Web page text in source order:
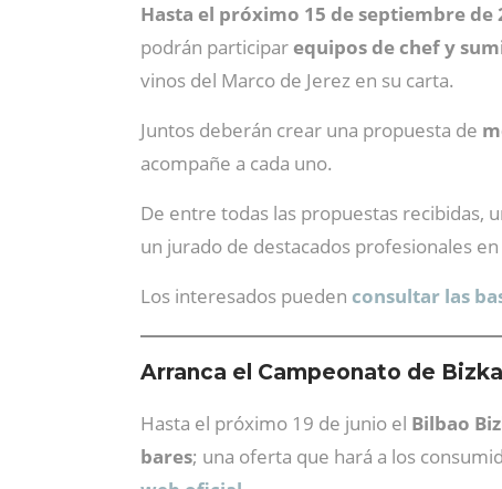
Hasta el próximo 15 de septiembre de
podrán participarequipos de chef y
vinos del Marco de Jerez en su carta.
Juntos deberán crear una propuesta de
acompañe a cada uno.
De entre todas las propuestas recibidas,
un jurado de destacados profesionales en
Los interesados pueden consultar las
Arranca el Campeonato de
Hasta el próximo 19 de junio el Bilbao
bares; una oferta que hará a los